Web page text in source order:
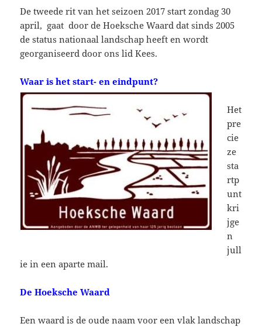
De tweede rit van het seizoen 2017 start zondag 30
april, gaat door de Hoeksche Waard dat sinds 2005
de status nationaal landschap heeft en wordt
georganiseerd door ons lid Kees.
Waar is het start- en eindpunt?
Het
pre
cie
ze
sta
rtp
unt
kri
jge
n
jull
ie in een aparte mail.
De Hoeksche Waard
Een waard is de oude naam voor een vlak landschap